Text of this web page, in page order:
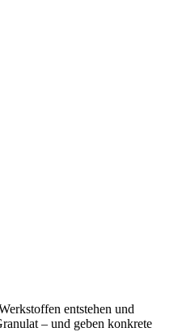
entstehen und
– und geben konkrete